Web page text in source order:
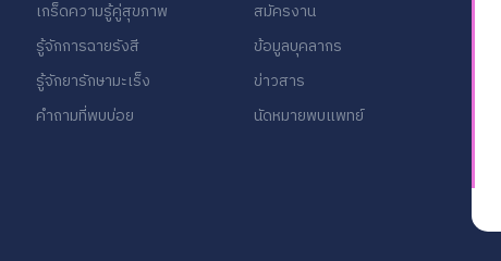
เกร็ดความรู้คู่สุขภาพ
รู้จักการฉายรังสี
รู้จักยารักษามะเร็ง
คำถามที่พบบ่อย
สมัครงาน
ข้อมูลบุคลากร
ข่าวสาร
นัดหมายพบแพทย์